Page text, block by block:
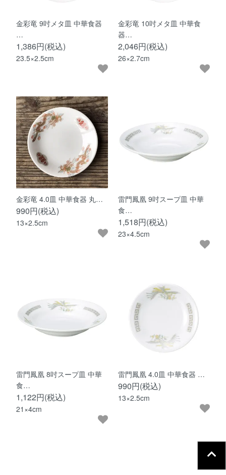
金彩竜 9吋メタ皿 中華食器
…
1,386円(税込)
23.5×2.5cm
金彩竜 10吋メタ皿 中華食
器…
2,046円(税込)
26×2.7cm
金彩竜 4.0皿 中華食器 丸…
990円(税込)
13×2.5cm
雷門鳳凰 9吋スープ皿 中華
食…
1,518円(税込)
23×4.5cm
雷門鳳凰 8吋スープ皿 中華
食…
1,122円(税込)
21×4cm
雷門鳳凰 4.0皿 中華食器 …
990円(税込)
13×2.5cm